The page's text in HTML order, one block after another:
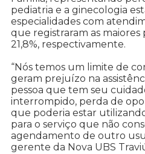
pediatria e a ginecologia
especialidades com
que registraram as maiores
21,8%, respectivamente.
“Nós temos um limite de
geram prejuízo na
pessoa que tem seu
interrompido, perda de
que poderia estar
para o serviço que não
agendamento de outro
gerente da Nova UBS